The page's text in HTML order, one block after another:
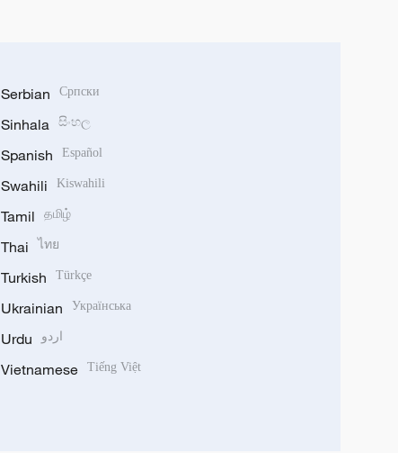
Serbian Српски
Sinhala සිංහල
Spanish Español
Swahili Kiswahili
Tamil தமிழ்
Thai ไทย
Turkish Türkçe
Ukrainian Українська
Urdu اردو
Vietnamese Tiếng Việt